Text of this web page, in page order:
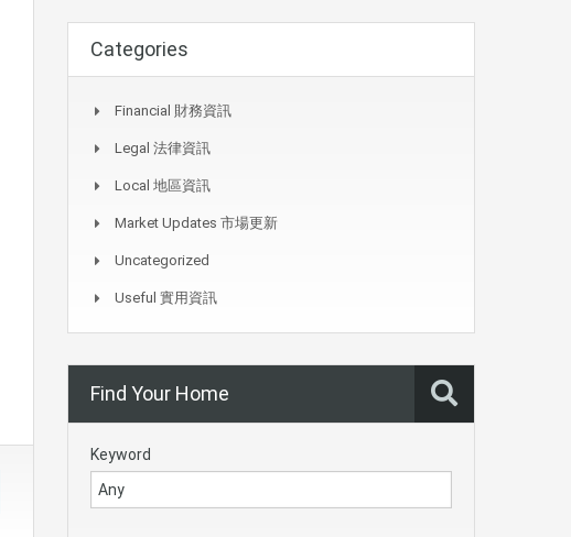
Categories
Financial 財務資訊
Legal 法律資訊
Local 地區資訊
Market Updates 市場更新
Uncategorized
Useful 實用資訊
Find Your Home
Keyword